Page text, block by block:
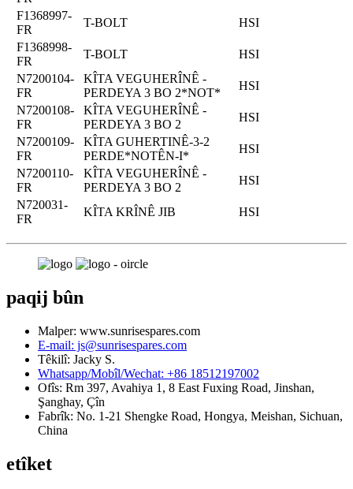
F1368997-
FR
T-BOLT
HSI
F1368998-
FR
T-BOLT
HSI
N7200104-
FR
KÎTA VEGUHERÎNÊ -
PERDEYA 3 BO 2*NOT*
HSI
N7200108-
FR
KÎTA VEGUHERÎNÊ -
PERDEYA 3 BO 2
HSI
N7200109-
FR
KÎTA GUHERTINÊ-3-2
PERDE*NOTÊN-I*
HSI
N7200110-
FR
KÎTA VEGUHERÎNÊ -
PERDEYA 3 BO 2
HSI
N720031-
FR
KÎTA KRÎNÊ JIB HSI
paqij bûn
Malper: www.sunrisespares.com
E-mail: js@sunrisespares.com
Têkilî: Jacky S.
Whatsapp/Mobîl/Wechat: +86 18512197002
Ofîs: Rm 397, Avahiya 1, 8 East Fuxing Road, Jinshan,
Şanghay, Çîn
Fabrîk: No. 1-21 Shengke Road, Hongya, Meishan, Sichuan,
China
etîket